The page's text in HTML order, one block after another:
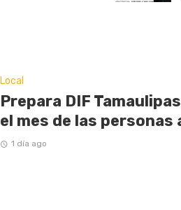
Local
Prepara DIF
el mes de las
1 día ago